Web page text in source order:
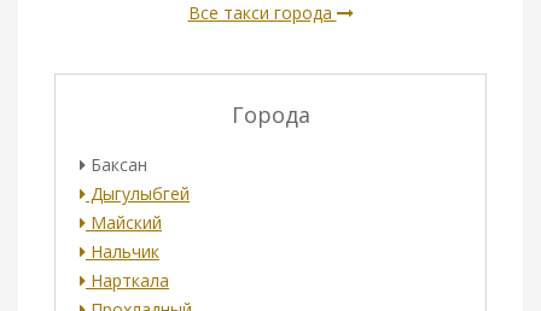
Все такси города
Города
Баксан
Дыгулыбгей
Майский
Нальчик
Нарткала